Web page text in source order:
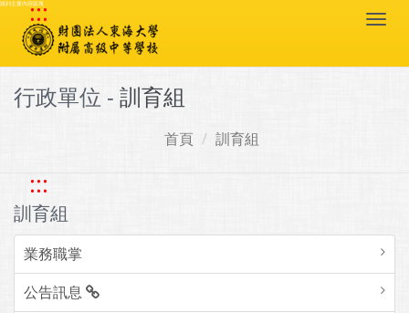
跳到主要內容區塊
:::
行政單位 - 訓育組
首頁 訓育組
:::
訓育組
業務職掌
公告訊息